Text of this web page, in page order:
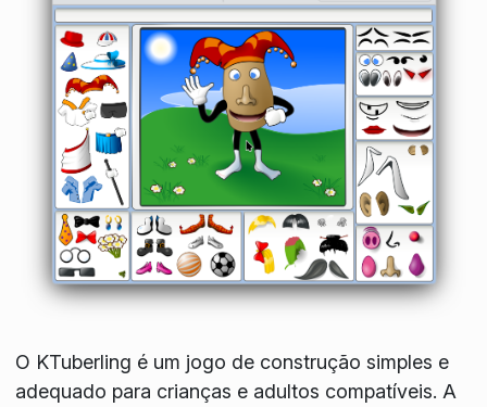
O KTuberling é um jogo de construção simples e
adequado para crianças e adultos compatíveis. A